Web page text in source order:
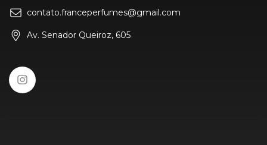
contato.franceperfumes@gmail.com
Av. Senador Queiroz, 605